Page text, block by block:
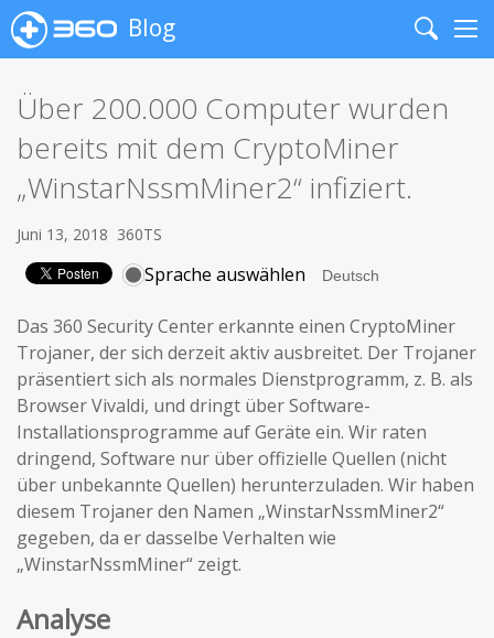
Blog
Search
Über 200.000 Computer wurden
bereits mit dem CryptoMiner
„WinstarNssmMiner2“ infiziert.
Juni 13, 2018 360TS
Sprache auswählen
Das 360 Security Center erkannte einen CryptoMiner
Trojaner, der sich derzeit aktiv ausbreitet. Der Trojaner
präsentiert sich als normales Dienstprogramm, z. B. als
Browser Vivaldi, und dringt über Software-
Installationsprogramme auf Geräte ein. Wir raten
dringend, Software nur über offizielle Quellen (nicht
über unbekannte Quellen) herunterzuladen. Wir haben
diesem Trojaner den Namen „WinstarNssmMiner2“
gegeben, da er dasselbe Verhalten wie
„WinstarNssmMiner“ zeigt.
Analyse